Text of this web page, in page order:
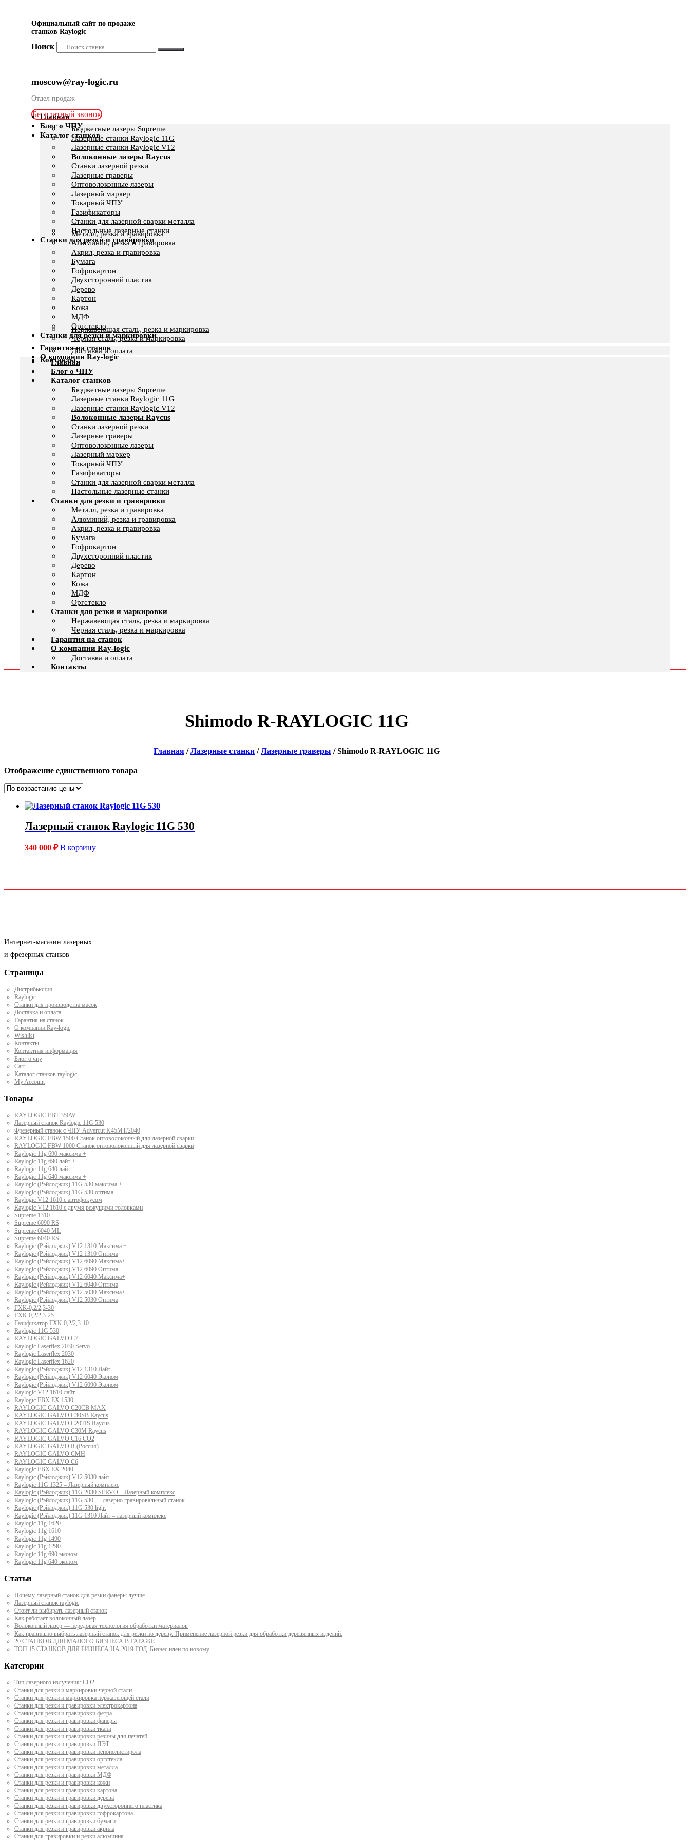
Официальный сайт по продаже
станков Raylogic
Поиск
moscow@ray-logic.ru
Отдел продаж
Бесплатный звонок
Главная
Блог о ЧПУ
Каталог станков
Бюджетные лазеры Supreme
Лазерные станки Raylogic 11G
Лазерные станки Raylogic V12
Волоконные лазеры Raycus
Станки лазерной резки
Лазерные граверы
Оптоволоконные лазеры
Лазерный маркер
Токарный ЧПУ
Газификаторы
Cтанки для лазерной сварки металла
Настольные лазерные станки
Станки для резки и гравировки
Металл, резка и гравировка
Алюминий, резка и гравировка
Акрил, резка и гравировка
Бумага
Гофрокартон
Двухсторонний пластик
Дерево
Картон
Кожа
МДФ
Оргстекло
Станки для резки и маркировки
Нержавеющая сталь, резка и маркировка
Черная сталь, резка и маркировка
Гарантия на станок
О компании Ray-logic
Доставка и оплата
Контакты
Главная
Блог о ЧПУ
Каталог станков
Бюджетные лазеры Supreme
Лазерные станки Raylogic 11G
Лазерные станки Raylogic V12
Волоконные лазеры Raycus
Станки лазерной резки
Лазерные граверы
Оптоволоконные лазеры
Лазерный маркер
Токарный ЧПУ
Газификаторы
Cтанки для лазерной сварки металла
Настольные лазерные станки
Станки для резки и гравировки
Металл, резка и гравировка
Алюминий, резка и гравировка
Акрил, резка и гравировка
Бумага
Гофрокартон
Двухсторонний пластик
Дерево
Картон
Кожа
МДФ
Оргстекло
Станки для резки и маркировки
Нержавеющая сталь, резка и маркировка
Черная сталь, резка и маркировка
Гарантия на станок
О компании Ray-logic
Доставка и оплата
Контакты
Shimodo R-RAYLOGIC 11G
Главная /Лазерные станки /Лазерные граверы / Shimodo R-RAYLOGIC 11G
Отображение единственного товара
Лазерный станок Raylogic 11G 530
340 000 ₽ В корзину
Интернет-магазин лазерных
и фрезерных станков
Страницы
Дистрибьюция
Raylogic
Станки для производства масок
Доставка и оплата
Гарантия на станок
О компании Ray-logic
Wishlist
Контакты
Контактная информация
Блог о чпу
Cart
Каталог станков raylogic
My Account
Товары
RAYLOGIC FBT 350W
Лазерный станок Raylogic 11G 530
Фрезерный станок с ЧПУ Advercut K45MT/2040
RAYLOGIC FBW 1500 Станок оптоволоконный для лазерной сварки
RAYLOGIC FBW 1000 Станок оптоволоконный для лазерной сварки
Raylogic 11g 690 максима +
Raylogic 11g 690 лайт +
Raylogic 11g 640 лайт
Raylogic 11g 640 максима +
Raylogic (Рэйлоджик) 11G 530 максима +
Raylogic (Рэйлоджик) 11G 530 оптима
Raylogic V12 1610 с автофокусом
Raylogic V12 1610 с двумя режущими головками
Supreme 1310
Supreme 6090 RS
Supreme 6040 ML
Supreme 6040 RS
Raylogic (Рэйлоджик) V12 1310 Максима +
Raylogic (Рэйлоджик) V12 1310 Оптима
Raylogic (Рэйлоджик) V12 6090 Максима+
Raylogic (Рэйлоджик) V12 6090 Оптима
Raylogic (Рейлоджик) V12 6040 Максима+
Raylogic (Рейлоджик) V12 6040 Оптима
Raylogic (Рэйлоджик) V12 5030 Максима+
Raylogic (Рэйлоджик) V12 5030 Оптима
ГХК-0,2/2,3-30
ГХК-0,2/2,3-25
Газификатор ГХК-0,2/2,3-10
Raylogic 11G 530
RAYLOGIC GALVO С7
Raylogic Laserflex 2030 Servo
Raylogic Laserflex 2030
Raylogic Laserflex 1620
Raylogic (Рэйлоджик) V12 1310 Лайт
Raylogic (Рейлоджик) V12 6040 Эконом
Raylogic (Рэйлоджик) V12 6090 Эконом
Raylogic V12 1610 лайт
Raylogic FBX EX 1530
RAYLOGIC GALVO С20CB MAX
RAYLOGIC GALVO С30SB Raycus
RAYLOGIC GALVO C20TIS Raycus
RAYLOGIC GALVO С30M Raycus
RAYLOGIC GALVO С16 CO2
RAYLOGIC GALVO R (Россия)
RAYLOGIC GALVO CMH
RAYLOGIC GALVO С6
Raylogic FBX EX 2040
Raylogic (Рэйлоджик) V12 5030 лайт
Raylogic 11G 1325 – Лазерный комплекс
Raylogic (Рэйлоджик) 11G 2030 SERVO – Лазерный комплекс
Raylogic (Рэйлоджик) 11G 530 — лазерно гравировальный станок
Raylogic (Рэйлоджик) 11G 530 light
Raylogic (Рэйлоджик) 11G 1310 Лайт – лазерный комплекс
Raylogic 11g 1620
Raylogic 11g 1610
Raylogic 11g 1490
Raylogic 11g 1290
Raylogic 11g 690 эконом
Raylogic 11g 640 эконом
Статьи
Почему лазерный станок для резки фанеры лучше
Лазерный станок raylogic
Стоит ли выбирать лазерный станок
Как работает волоконный лазер
Волоконный лазер — передовая технология обработки материалов
Как правильно выбрать лазерный станок для резки по дереву. Применение лазерной резки для обработки деревянных изделий.
20 СТАНКОВ ДЛЯ МАЛОГО БИЗНЕСА В ГАРАЖЕ
ТОП 15 СТАНКОВ ДЛЯ БИЗНЕСА НА 2019 ГОД. Бизнес идеи по новому
Категории
Тип лазерного излучения: СО2
Станки для резки и маркировки черной стали
Станки для резки и маркировка нержавеющей стали
Станки для резки и гравировки электрокартона
Станки для резки и гравировки фетра
Станки для резки и гравировки фанеры
Станки для резки и гравировки ткани
Станки для резки и гравировки резины для печатей
Станки для резки и гравировки ПЭТ
Станки для резки и гравировки пенополистирола
Станки для резки и гравировки оргстекла
Станки для резки и гравировки металла
Станки для резки и гравировки МДФ
Станки для резки и гравировки кожи
Станки для резки и гравировки картона
Станки для резки и гравировки дерева
Станки для резки и гравировки двухстороннего пластика
Станки для резки и гравировки гофрокартона
Станки для резки и гравировки бумаги
Станки для резки и гравировки акрила
Станки для гравировки и резки алюминия